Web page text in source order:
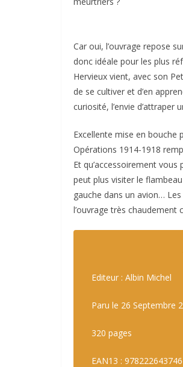
Car oui, l’ouvrage repose
donc idéale pour les plus
Hervieux vient, avec son
de se cultiver et d’en
curiosité, l’envie d’attraper
Excellente mise en
Opérations 1914-1918
Et qu’accessoirement
peut plus visiter le
gauche dans un avion…
l’ouvrage très chaudement
Editeur : Albin Michel
Paru le 26 Septembre
320 pages
EAN13 :